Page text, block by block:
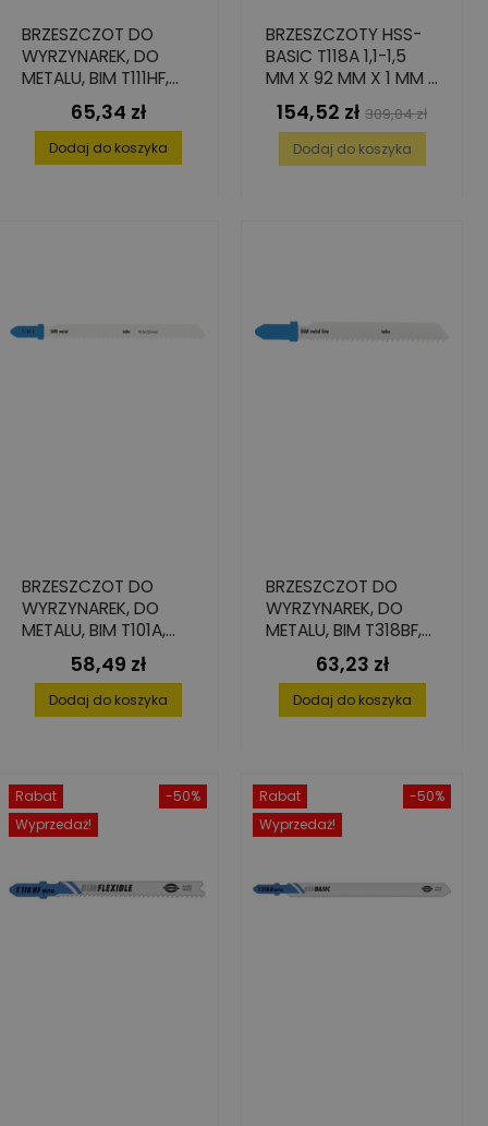
BRZESZCZOT DO
WYRZYNAREK, DO
METALU, BIM T111HF,
75X1,0X9,8 (5 SZT.)
Cena
65,34 zł
Dodaj do koszyka
BRZESZCZOTY HSS-
BASIC T118A 1,1-1,5
MM X 92 MM X 1 MM -
100 SZT.
Cena
154,52 zł Cena
podstawowa
309,04 zł
Dodaj do koszyka
BRZESZCZOT DO
WYRZYNAREK, DO
METALU, BIM T101A,
75X1,27X7,8 (5 SZT.)
Cena
58,49 zł
Dodaj do koszyka
BRZESZCZOT DO
WYRZYNAREK, DO
METALU, BIM T318BF,
105X1,0X9,8 (5 SZT.)
Cena
63,23 zł
Dodaj do koszyka
-50%
Rabat
Wyprzedaż!
-50%
Rabat
Wyprzedaż!